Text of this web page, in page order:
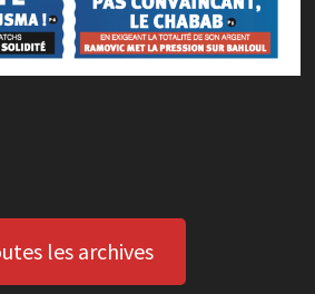
les archives